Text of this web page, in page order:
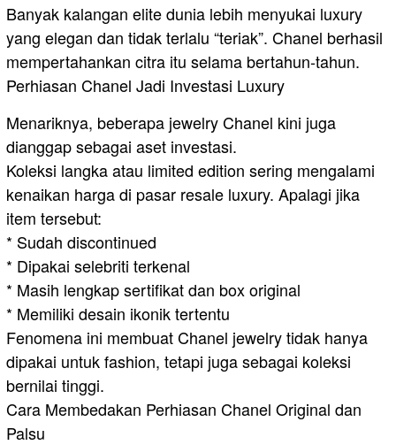
Banyak kalangan elite dunia lebih menyukai luxury
yang elegan dan tidak terlalu “teriak”. Chanel berhasil
mempertahankan citra itu selama bertahun-tahun.
Perhiasan Chanel Jadi Investasi Luxury
Menariknya, beberapa jewelry Chanel kini juga
dianggap sebagai aset investasi.
Koleksi langka atau limited edition sering mengalami
kenaikan harga di pasar resale luxury. Apalagi jika
item tersebut:
* Sudah discontinued
* Dipakai selebriti terkenal
* Masih lengkap sertifikat dan box original
* Memiliki desain ikonik tertentu
Fenomena ini membuat Chanel jewelry tidak hanya
dipakai untuk fashion, tetapi juga sebagai koleksi
bernilai tinggi.
Cara Membedakan Perhiasan Chanel Original dan
Palsu